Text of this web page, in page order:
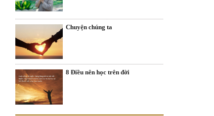
Chuyện chúng ta
8 Điều nên học trên đời